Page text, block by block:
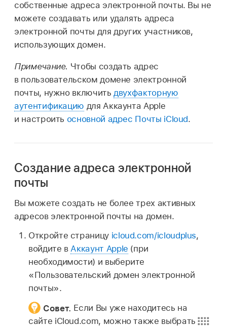
собственные адреса электронной почты. Вы не
можете создавать или удалять адреса
электронной почты для других участников,
использующих домен.
Примечание. Чтобы создать адрес
в пользовательском домене электронной
почты, нужно включить двухфакторную
аутентификацию для Аккаунта Apple
и настроить основной адрес Почты iCloud.
Создание адреса электронной
почты
Вы можете создать не более трех активных
адресов электронной почты на домен.
Откройте страницу icloud.com/icloudplus,
войдите вАккаунт Apple (при
необходимости) и выберите
«Пользовательский домен электронной
почты».
Совет. Если Вы уже находитесь на
сайте iCloud.com, можно также выбрать